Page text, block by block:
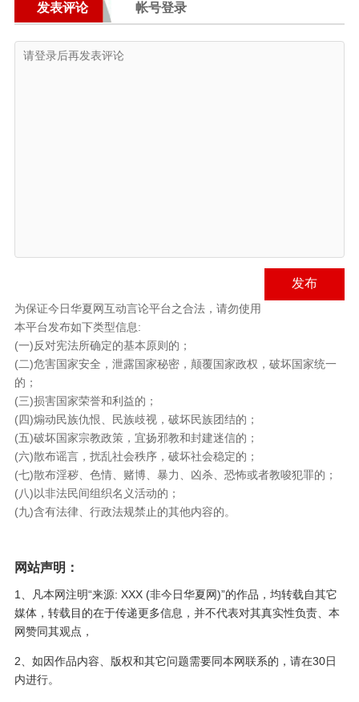
发表评论 帐号登录
发布
为保证今日华夏网互动言论平台之合法，请勿使用
本平台发布如下类型信息:
(一)反对宪法所确定的基本原则的；
(二)危害国家安全，泄露国家秘密，颠覆国家政权，破坏国家统一
的；
(三)损害国家荣誉和利益的；
(四)煽动民族仇恨、民族歧视，破坏民族团结的；
(五)破坏国家宗教政策，宜扬邪教和封建迷信的；
(六)散布谣言，扰乱社会秩序，破坏社会稳定的；
(七)散布淫秽、色情、赌博、暴力、凶杀、恐怖或者教唆犯罪的；
(八)以非法民间组织名义活动的；
(九)含有法律、行政法规禁止的其他内容的。
网站声明：
1、凡本网注明“来源: XXX (非今日华夏网)”的作品，均转载自其它
媒体，转载目的在于传递更多信息，并不代表对其真实性负责、本
网赞同其观点，
2、如因作品内容、版权和其它问题需要同本网联系的，请在30日
内进行。